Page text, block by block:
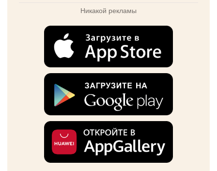
Никакой рекламы